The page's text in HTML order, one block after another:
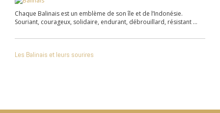
Chaque Balinais est un emblème de son île et de l’Indonésie.
Souriant, courageux, solidaire, endurant, débrouillard, résistant …
DE
Les Balinais et leurs sourires